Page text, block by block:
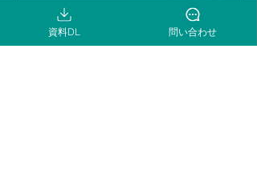
資料DL 問い合わせ